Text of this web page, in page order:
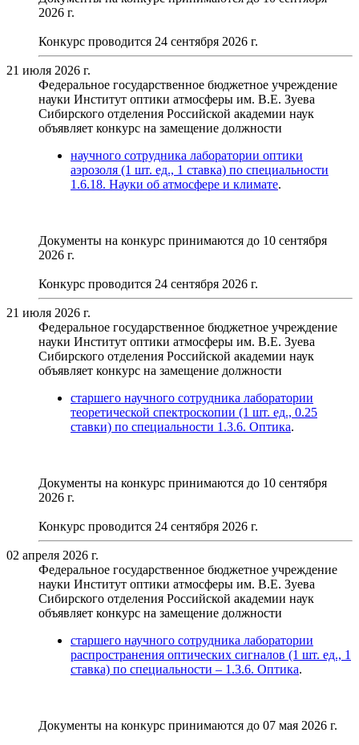
2026 г.
Конкурс проводится 24 сентября 2026 г.
21 июля 2026 г.
Федеральное государственное бюджетное учреждение
науки Институт оптики атмосферы им. В.Е. Зуева
Сибирского отделения Российской академии наук
объявляет конкурс на замещение должности
научного сотрудника лаборатории оптики
аэрозоля (1 шт. ед., 1 ставка) по специальности
1.6.18. Науки об атмосфере и климате.
Документы на конкурс принимаются до 10 сентября
2026 г.
Конкурс проводится 24 сентября 2026 г.
21 июля 2026 г.
Федеральное государственное бюджетное учреждение
науки Институт оптики атмосферы им. В.Е. Зуева
Сибирского отделения Российской академии наук
объявляет конкурс на замещение должности
старшего научного сотрудника лаборатории
теоретической спектроскопии (1 шт. ед., 0.25
ставки) по специальности 1.3.6. Оптика.
Документы на конкурс принимаются до 10 сентября
2026 г.
Конкурс проводится 24 сентября 2026 г.
02 апреля 2026 г.
Федеральное государственное бюджетное учреждение
науки Институт оптики атмосферы им. В.Е. Зуева
Сибирского отделения Российской академии наук
объявляет конкурс на замещение должности
старшего научного сотрудника лаборатории
распространения оптических сигналов (1 шт. ед., 1
ставка) по специальности – 1.3.6. Оптика.
Документы на конкурс принимаются до 07 мая 2026 г.